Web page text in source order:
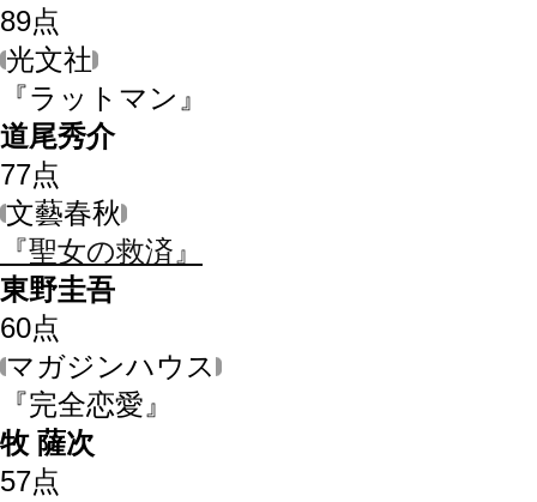
89点
光文社
『ラットマン』
道尾秀介
77点
文藝春秋
『聖女の救済』
東野圭吾
60点
マガジンハウス
『完全恋愛』
牧 薩次
57点